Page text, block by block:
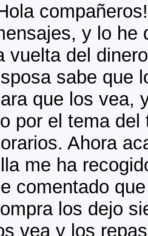
y lo he
vuelta del
sabe que
que los vea,
por el tema del
Ahora
me ha
comentado
los dejo
vea y los